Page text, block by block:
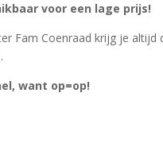
voor een lage prijs!
Fam Coenraad krijg je
want op=op!